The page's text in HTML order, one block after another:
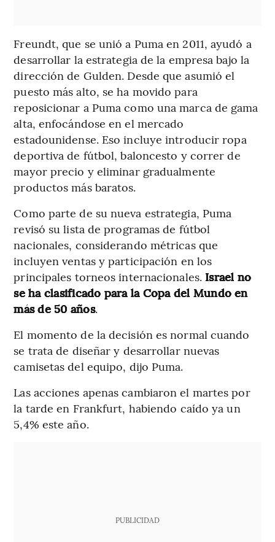
Freundt, que se unió a Puma en 2011, ayudó a
desarrollar la estrategia de la empresa bajo la
dirección de Gulden. Desde que asumió el
puesto más alto, se ha movido para
reposicionar a Puma como una marca de gama
alta, enfocándose en el mercado
estadounidense. Eso incluye introducir ropa
deportiva de fútbol, baloncesto y correr de
mayor precio y eliminar gradualmente
productos más baratos.
Como parte de su nueva estrategia, Puma
revisó su lista de programas de fútbol
nacionales, considerando métricas que
incluyen ventas y participación en los
principales torneos internacionales. Israel no
se ha clasificado para la Copa del Mundo en
más de 50 años.
El momento de la decisión es normal cuando
se trata de diseñar y desarrollar nuevas
camisetas del equipo, dijo Puma.
Las acciones apenas cambiaron el martes por
la tarde en Frankfurt, habiendo caído ya un
5,4% este año.
PUBLICIDAD